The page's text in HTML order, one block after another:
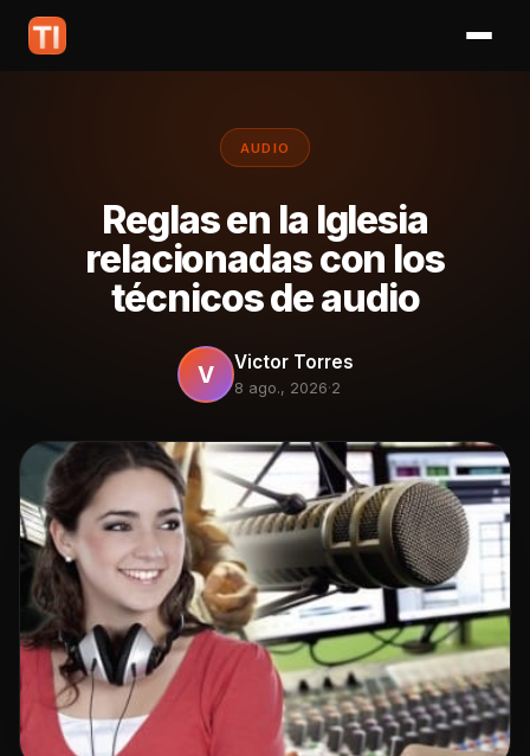
AUDIO
Reglas en la Iglesia
relacionadas con los
técnicos de audio
V Victor Torres
8 ago., 2026·2